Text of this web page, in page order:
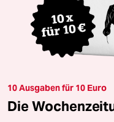
10 Ausgaben für 10 Euro
Die